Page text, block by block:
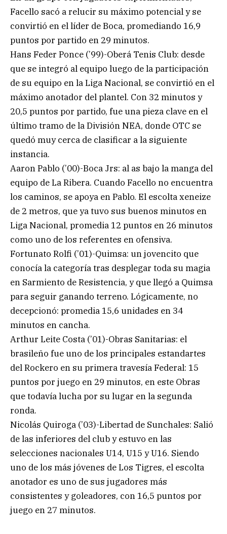
Facello sacó a relucir su máximo potencial y se
convirtió en el líder de Boca, promediando 16,9
puntos por partido en 29 minutos.
Hans Feder Ponce (’99)-Oberá Tenis Club: desde
que se integró al equipo luego de la participación
de su equipo en la Liga Nacional, se convirtió en el
máximo anotador del plantel. Con 32 minutos y
20,5 puntos por partido, fue una pieza clave en el
último tramo de la División NEA, donde OTC se
quedó muy cerca de clasificar a la siguiente
instancia.
Aaron Pablo (’00)-Boca Jrs: al as bajo la manga del
equipo de La Ribera. Cuando Facello no encuentra
los caminos, se apoya en Pablo. El escolta xeneize
de 2 metros, que ya tuvo sus buenos minutos en
Liga Nacional, promedia 12 puntos en 26 minutos
como uno de los referentes en ofensiva.
Fortunato Rolfi (’01)-Quimsa: un jovencito que
conocía la categoría tras desplegar toda su magia
en Sarmiento de Resistencia, y que llegó a Quimsa
para seguir ganando terreno. Lógicamente, no
decepcionó: promedia 15,6 unidades en 34
minutos en cancha.
Arthur Leite Costa (’01)-Obras Sanitarias: el
brasileño fue uno de los principales estandartes
del Rockero en su primera travesía Federal: 15
puntos por juego en 29 minutos, en este Obras
que todavía lucha por su lugar en la segunda
ronda.
Nicolás Quiroga (’03)-Libertad de Sunchales: Salió
de las inferiores del club y estuvo en las
selecciones nacionales U14, U15 y U16. Siendo
uno de los más jóvenes de Los Tigres, el escolta
anotador es uno de sus jugadores más
consistentes y goleadores, con 16,5 puntos por
juego en 27 minutos.